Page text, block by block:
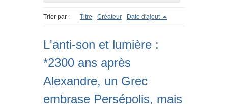
Trier par : Titre Créateur Date d'ajout
L'anti-son et lumière :
*2300 ans après
Alexandre, un Grec
embrase Persépolis, mais